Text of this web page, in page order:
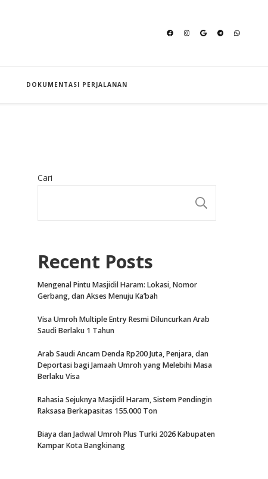
DOKUMENTASI PERJALANAN
Cari
Recent Posts
Mengenal Pintu Masjidil Haram: Lokasi, Nomor
Gerbang, dan Akses Menuju Ka’bah
Visa Umroh Multiple Entry Resmi Diluncurkan Arab
Saudi Berlaku 1 Tahun
Arab Saudi Ancam Denda Rp200 Juta, Penjara, dan
Deportasi bagi Jamaah Umroh yang Melebihi Masa
Berlaku Visa
Rahasia Sejuknya Masjidil Haram, Sistem Pendingin
Raksasa Berkapasitas 155.000 Ton
Biaya dan Jadwal Umroh Plus Turki 2026 Kabupaten
Kampar Kota Bangkinang